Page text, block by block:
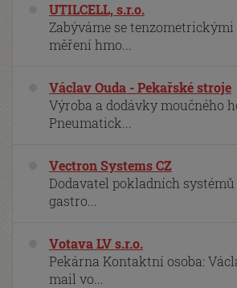
UTILCELL, s.r.o.
Zabýváme se
měření hmo...
Václav Ouda - Pekařské stroje
Výroba a dodávky moučného
Pneumatick...
Vectron Systems CZ
Dodavatel pokladních
gastro...
Votava LV s.r.o.
Pekárna Kontaktní osoba:
mail vo...